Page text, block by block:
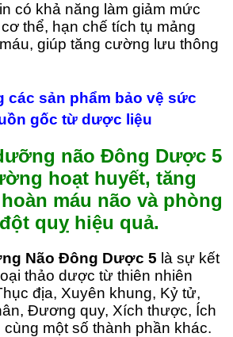
có khả năng làm giảm mức
thể, hạn chế tích tụ mảng
giúp tăng cường lưu thông
các sản phẩm bảo vệ sức
gốc từ dược liệu
não Đông Dược 5
hoạt huyết, tăng
máu não và phòng
quỵ hiệu quả.
Não Đông Dược 5 là sự kết
thảo dược từ thiên nhiên
địa, Xuyên khung, Kỷ tử,
Đương quy, Xích thược, Ích
một số thành phần khác.